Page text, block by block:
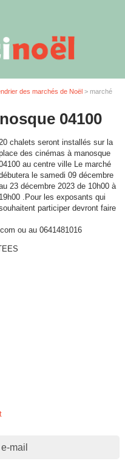
des marchés de Noël> marché
04100
20 chalets seront installés sur la
des cinémas à manosque
au centre ville Le marché
le samedi 09 décembre
23 décembre 2023 de 10h00 à
19h00 .Pour les exposants qui
participer devront faire
ou au 0641481016
mail